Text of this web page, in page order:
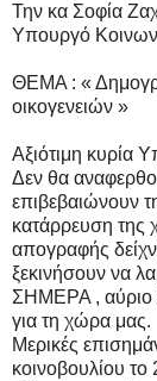
Την κα Σοφία
Υπουργό
ΘΕΜΑ : « Δημ
οικογενειών »
Αξιότιμη κυρία
Δεν θα
επιβεβαιώνουν
κατάρρευση της
απογραφής δε
ξεκινήσουν να
ΣΗΜΕΡΑ , αύριο
για τη χώρα μας.
Μερικές επισημά
κοινοβουλίου το